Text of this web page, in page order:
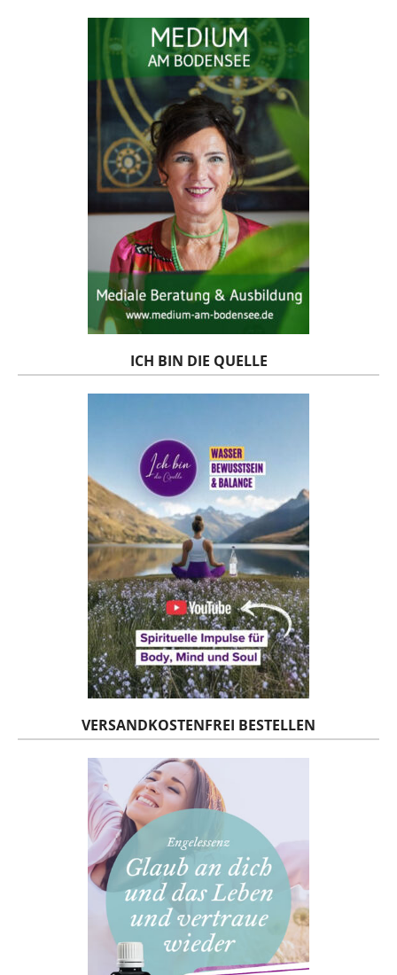
ICH BIN DIE QUELLE
VERSANDKOSTENFREI BESTELLEN